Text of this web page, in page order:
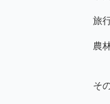
旅
農
そ